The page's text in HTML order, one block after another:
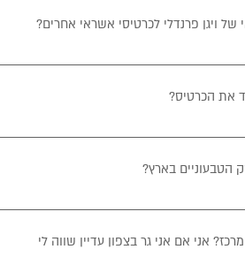
ויגן פרנדלי לכרטיסי אשראי אחרים?
את הכרטיס?
הטבעוניים בארץ?
אני אם אני גר בצפון עדיין שווה לי